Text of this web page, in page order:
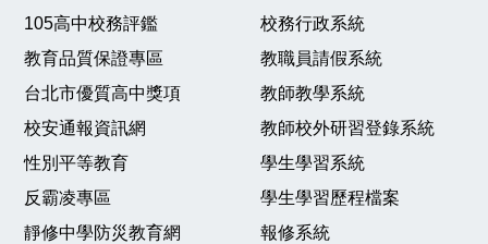
105高中校務評鑑
教育品質保證專區
台北市優質高中獎項
校安通報資訊網
性別平等教育
反霸凌專區
靜修中學防災教育網
校務行政系統
教職員請假系統
教師教學系統
教師校外研習登錄系統
學生學習系統
學生學習歷程檔案
報修系統